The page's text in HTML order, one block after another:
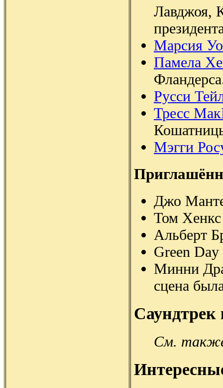
Лавджоя,
Марсия
Памела
Русси
Тресс
Мэгги
Джо
Том Хенкс
Альберт
Green
Минни
сцена
См. также